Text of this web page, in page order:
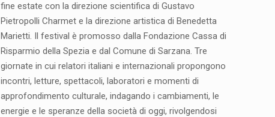
fine estate con la direzione scientifica di Gustavo
Pietropolli Charmet e la direzione artistica di Benedetta
Marietti. Il festival è promosso dalla Fondazione Cassa di
Risparmio della Spezia e dal Comune di Sarzana. Tre
giornate in cui relatori italiani e internazionali propongono
incontri, letture, spettacoli, laboratori e momenti di
approfondimento culturale, indagando i cambiamenti, le
energie e le speranze della società di oggi, rivolgendosi